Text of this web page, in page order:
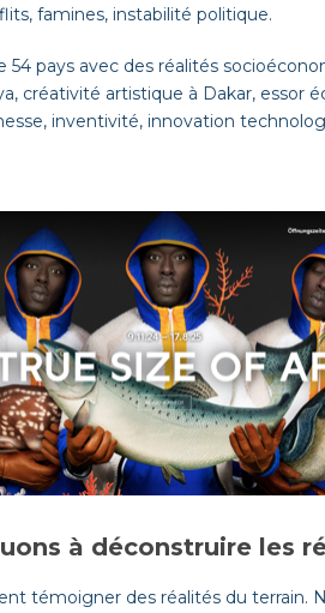
famines, instabilité politique.
54 pays avec des réalités
créativité artistique à Dakar, essor
inventivité, innovation
à déconstruire les
témoigner des réalités du terrain.